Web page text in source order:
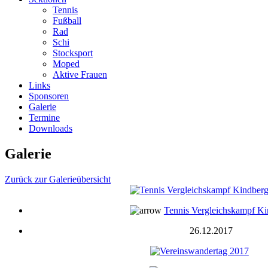
Tennis
Fußball
Rad
Schi
Stocksport
Moped
Aktive Frauen
Links
Sponsoren
Galerie
Termine
Downloads
Galerie
Zurück zur Galerieübersicht
Tennis Vergleichskampf
26.12.2017